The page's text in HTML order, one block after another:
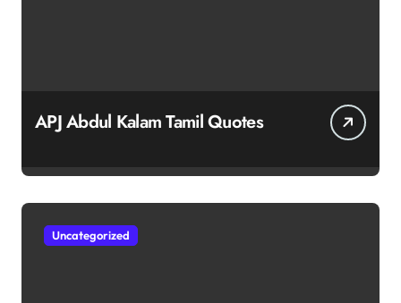
APJ Abdul Kalam Tamil Quotes
Uncategorized